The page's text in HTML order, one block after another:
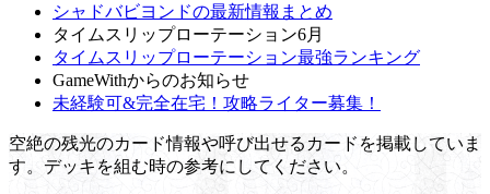
シャドバビヨンドの最新情報まとめ
タイムスリップローテーション6月
タイムスリップローテーション最強ランキング
GameWithからのお知らせ
未経験可&完全在宅！攻略ライター募集！
空絶の残光のカード情報や呼び出せるカードを掲載していま
す。デッキを組む時の参考にしてください。